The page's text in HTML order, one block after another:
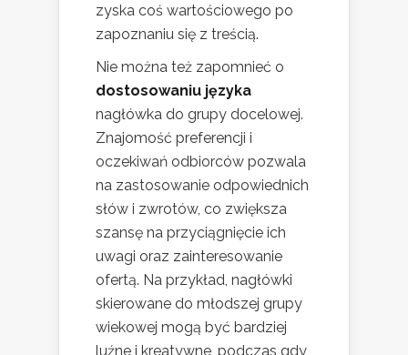
zyska coś wartościowego po
zapoznaniu się z treścią.
Nie można też zapomnieć o
dostosowaniu języka
nagłówka do grupy docelowej.
Znajomość preferencji i
oczekiwań odbiorców pozwala
na zastosowanie odpowiednich
słów i zwrotów, co zwiększa
szansę na przyciągnięcie ich
uwagi oraz zainteresowanie
ofertą. Na przykład, nagłówki
skierowane do młodszej grupy
wiekowej mogą być bardziej
luźne i kreatywne, podczas gdy